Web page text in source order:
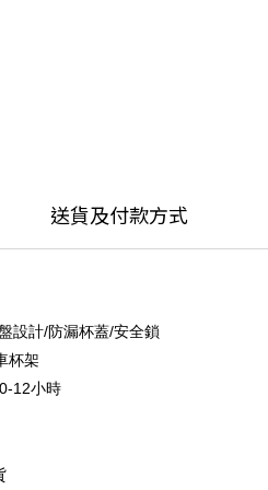
送貨及付款方式
設計/防漏杯蓋/安全鎖
杯架
12小時